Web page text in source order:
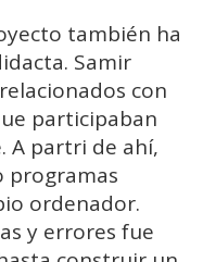
también ha
Samir
con
participaban
A partri de ahí,
programas
ordenador.
y errores fue